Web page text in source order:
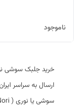
ناموجود
خرید جلبک سوشی
ارسال به سراسر